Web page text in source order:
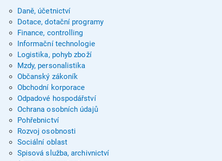
Daně, účetnictví
Dotace, dotační programy
Finance, controlling
Informační technologie
Logistika, pohyb zboží
Mzdy, personalistika
Občanský zákoník
Obchodní korporace
Odpadové hospodářství
Ochrana osobních údajů
Pohřebnictví
Rozvoj osobnosti
Sociální oblast
Spisová služba, archivnictví